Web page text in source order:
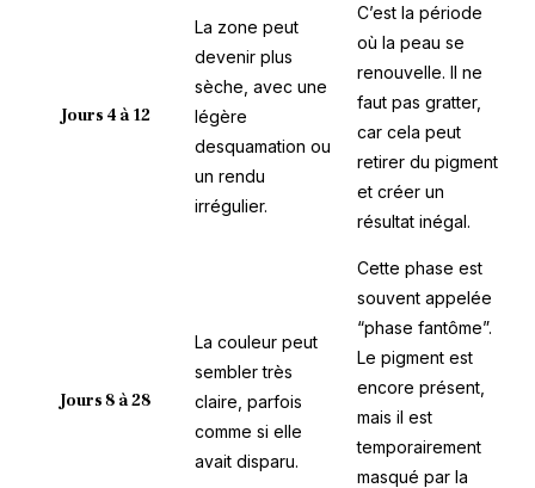
Jours 4 à 12
La zone peut
devenir plus
sèche, avec une
légère
desquamation ou
un rendu
irrégulier.
C’est la période
où la peau se
renouvelle. Il ne
faut pas gratter,
car cela peut
retirer du pigment
et créer un
résultat inégal.
Jours 8 à 28
La couleur peut
sembler très
claire, parfois
comme si elle
avait disparu.
Cette phase est
souvent appelée
“phase fantôme”.
Le pigment est
encore présent,
mais il est
temporairement
masqué par la